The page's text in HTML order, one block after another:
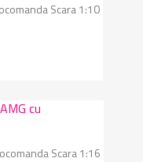
Scara 1:10
Scara 1:16